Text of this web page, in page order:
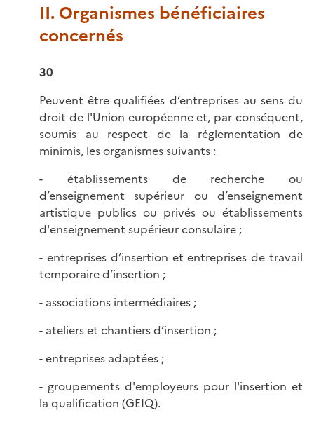
II. Organismes bénéficiaires
concernés
30
Peuvent être qualifiées d’entreprises au sens du
droit de l'Union européenne et, par conséquent,
soumis au respect de la réglementation de
minimis, les organismes suivants :
- établissements de recherche ou
d’enseignement supérieur ou d’enseignement
artistique publics ou privés ou établissements
d'enseignement supérieur consulaire ;
- entreprises d’insertion et entreprises de travail
temporaire d’insertion ;
- associations intermédiaires ;
- ateliers et chantiers d’insertion ;
- entreprises adaptées ;
- groupements d'employeurs pour l'insertion et
la qualification (GEIQ).